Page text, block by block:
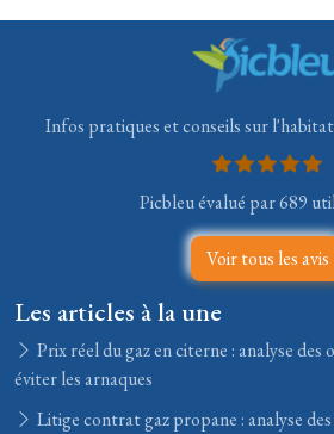
Infos pratiques et conseils sur
Picbleu évalué par 689
Voir tous les avis
Les articles à la une
Prix réel du gaz en citerne : analyse
éviter les arnaques
Litige contrat gaz propane : analyse des